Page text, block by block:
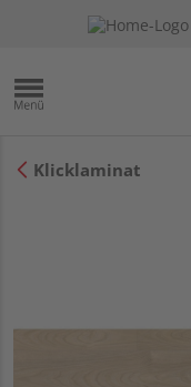
Klicklaminat